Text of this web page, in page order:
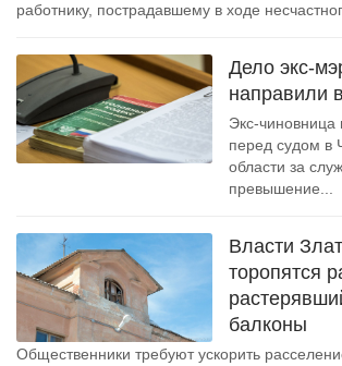
работнику, пострадавшему в ходе
Дело экс-
направили
Экс-чиновница
перед судом в
области за
превышение...
Власти
торопятся
балконы
Общественники требуют ускорить